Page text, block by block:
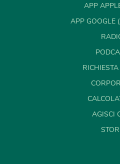
APP
APP GOOGLE
AGISCI